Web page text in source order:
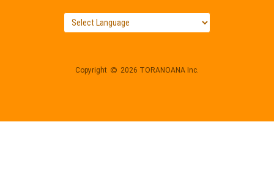
Copyright 2026 TORANOANA Inc.